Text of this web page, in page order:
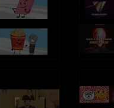
https://www.youtube.com/user/
ADS?sub_confirmation=1